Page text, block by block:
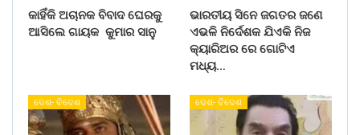
କାହିଁକି ଅଚାନକ ବିବାଦ ଘେରକୁ
ଆସିଲେ ଗାୟକ କୁମାର ସାନୁ
ଭାରତୀୟ ସିନେ ଜଗତର ଜଣେ
ଏଭଳି ନିର୍ଦେଶକ ଯିଏକି ନିଜ
କ୍ୟାରିଅର ରେ ଗୋଟିଏ
ମଧ୍ୟ…
ଦେଶ- ବିଦେଶ ଦେଶ- ବିଦେଶ